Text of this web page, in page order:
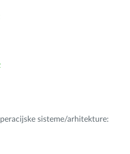
sisteme/arhitekture: